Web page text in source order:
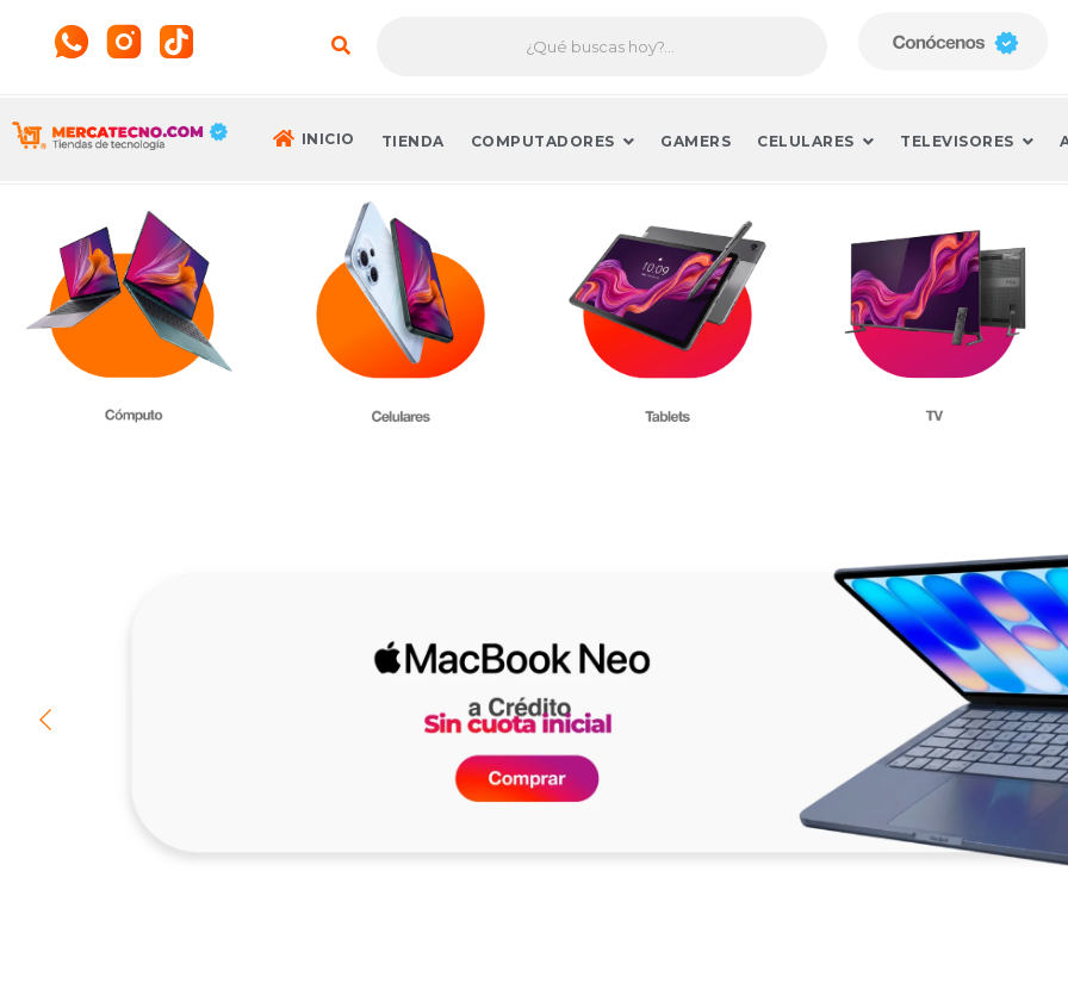
INICIO TIENDA COMPUTADORES GAMERS CELULARES TELEVISORES